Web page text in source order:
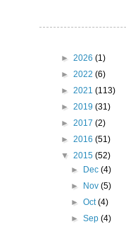
► 2026 (1)
► 2022 (6)
► 2021 (113)
► 2019 (31)
► 2017 (2)
► 2016 (51)
▼ 2015 (52)
►
Dec(4)
►
Nov(5)
►Oct(4)
►Sep(4)